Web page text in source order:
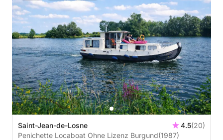
Saint-Jean-de-Losne 4.5(20)
Penichette Locaboat Ohne Lizenz Burgund(1987)